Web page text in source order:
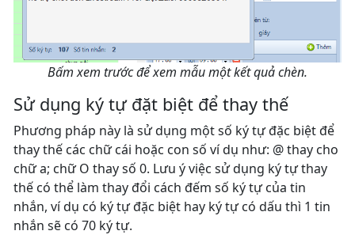
Bấm xem trước để xem mẫu một kết quả chèn.
Sử dụng ký tự đặt biệt để thay thế
Phương pháp này là sử dụng một số ký tự đặc biệt để
thay thế các chữ cái hoặc con số ví dụ như: @ thay cho
chữ a; chữ O thay số 0. Lưu ý việc sử dụng ký tự thay
thế có thể làm thay đổi cách đếm số ký tự của tin
nhắn, ví dụ có ký tự đặc biệt hay ký tự có dấu thì 1 tin
nhắn sẽ có 70 ký tự.